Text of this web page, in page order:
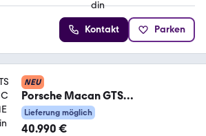
Kontakt Parken
NEU
Porsche Macan GTS
CHRONO*PANO*ACC*SITZBEL*B
OSE*KAMERA
Lieferung möglich
40.990 €